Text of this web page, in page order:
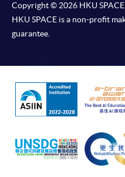
-個別學歷頒授課程
個別課程為須報讀同一
交下期學費的學員，提
程設有此服務，課程負責
網上支付可通過「繳費靈
VISA 或 Mastercard、「
Pay) 、「支付寶」
Copyright © 2026 HKU
HKU SPACE is a non-profit
guarantee.